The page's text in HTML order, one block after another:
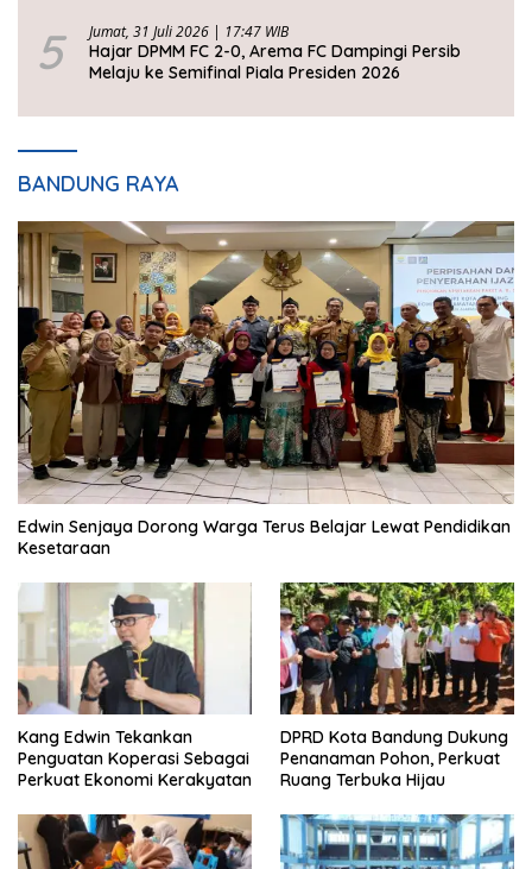
5 Jumat, 31 Juli 2026 | 17:47 WIB
Hajar DPMM FC 2-0, Arema FC Dampingi Persib
Melaju ke Semifinal Piala Presiden 2026
BANDUNG RAYA
Edwin Senjaya Dorong Warga Terus Belajar Lewat Pendidikan
Kesetaraan
Kang Edwin Tekankan
Penguatan Koperasi Sebagai
Perkuat Ekonomi Kerakyatan
DPRD Kota Bandung Dukung
Penanaman Pohon, Perkuat
Ruang Terbuka Hijau